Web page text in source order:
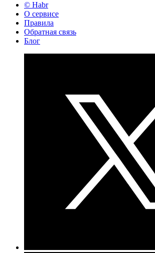
© Habr
О сервисе
Правила
Обратная связь
Блог